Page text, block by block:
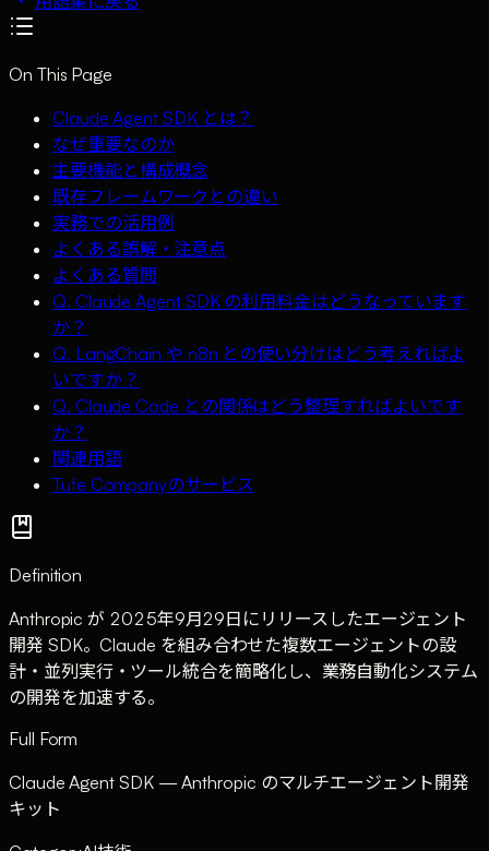
On This Page
Claude Agent SDK とは？
なぜ重要なのか
主要機能と構成概念
既存フレームワークとの違い
実務での活用例
よくある誤解・注意点
よくある質問
Q. Claude Agent SDK の利用料金はどうなっています
か？
Q. LangChain や n8n との使い分けはどう考えればよ
いですか？
Q. Claude Code との関係はどう整理すればよいです
か？
関連用語
Tufe Companyのサービス
Definition
Anthropic が 2025年9月29日にリリースしたエージェント
開発 SDK。Claude を組み合わせた複数エージェントの設
計・並列実行・ツール統合を簡略化し、業務自動化システム
の開発を加速する。
Full Form
Claude Agent SDK — Anthropic のマルチエージェント開発
キット